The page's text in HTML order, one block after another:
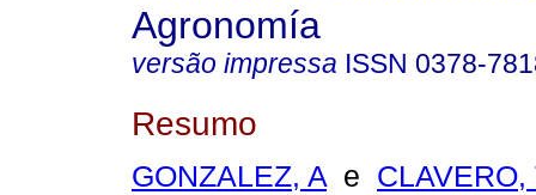
Agronomía
versão impressa ISSN 0378-
Resumo
GONZALEZ, A e CLAVERO,